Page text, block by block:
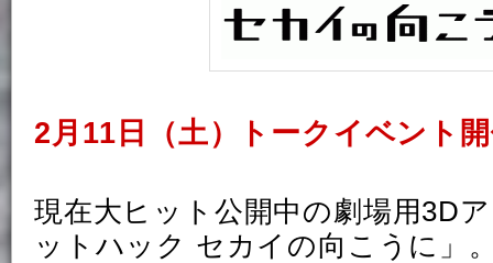
2月11日（土）トークイベント
現在大ヒット公開中の劇場用3D
ットハック セカイの向こうに」